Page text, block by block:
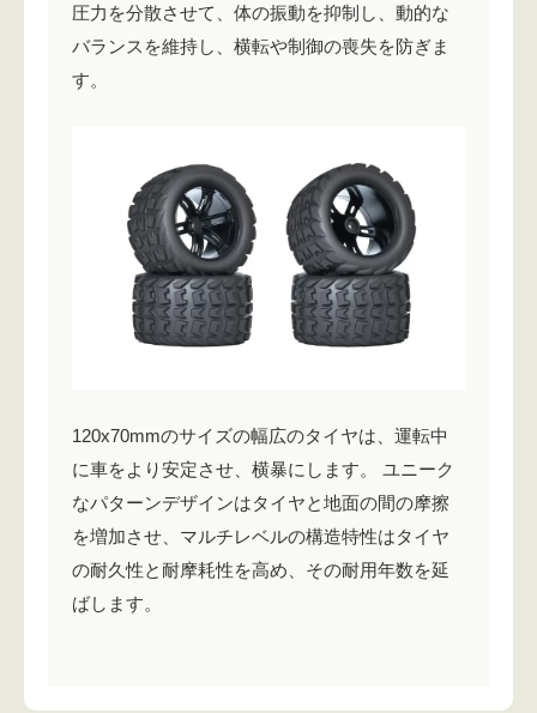
圧力を分散させて、体の振動を抑制し、動的な
バランスを維持し、横転や制御の喪失を防ぎま
す。
120x70mmのサイズの幅広のタイヤは、運転中
に車をより安定させ、横暴にします。 ユニーク
なパターンデザインはタイヤと地面の間の摩擦
を増加させ、マルチレベルの構造特性はタイヤ
の耐久性と耐摩耗性を高め、その耐用年数を延
ばします。